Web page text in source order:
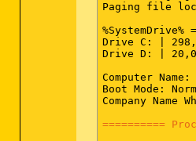
Paging file
Drive C: |
Drive D: |
Computer
Boot Mode:
Company
==========